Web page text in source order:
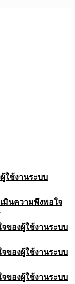
ใช้งานระบบ
มินความพึงพอใจ
ของผู้ใช้งานระบบ
ของผู้ใช้งานระบบ
ของผู้ใช้งานระบบ